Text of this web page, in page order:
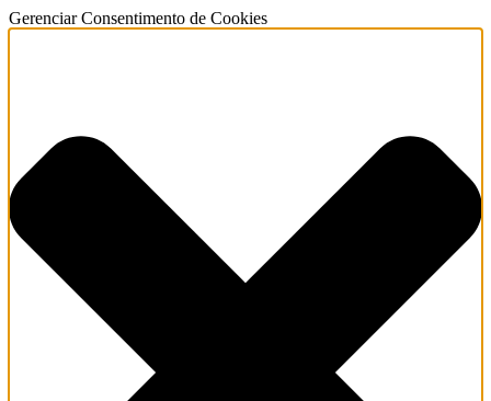
Gerenciar Consentimento de Cookies